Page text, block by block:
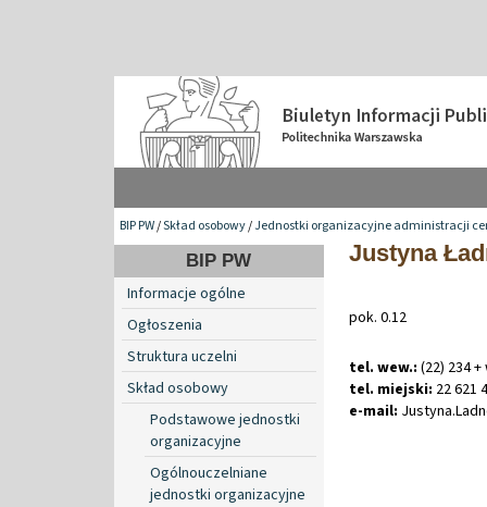
BIP PW/Skład osobowy/Jednostki organizacyjne administracji
BIP PW
Informacje ogólne
Ogłoszenia
Struktura uczelni
Skład osobowy
Podstawowe jednostki
organizacyjne
Ogólnouczelniane
jednostki organizacyjne
Justyna
pok. 0.12
tel. wew.: (22) 234
tel. miejski: 22 621
e-mail: Justyna.